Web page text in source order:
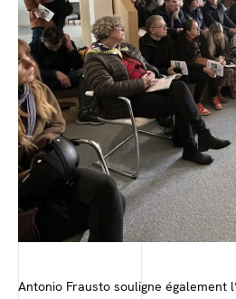
Antonio Frausto souligne également